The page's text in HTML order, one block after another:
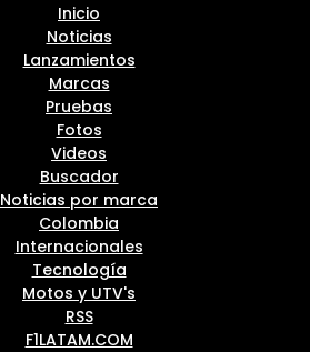
Inicio
Noticias
Lanzamientos
Marcas
Pruebas
Fotos
Videos
Buscador
Noticias por marca
Colombia
Internacionales
Tecnología
Motos y UTV's
RSS
F1LATAM.COM